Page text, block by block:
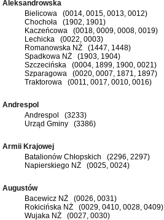
Aleksandrowska
Bielicowa (0014, 0015, 0013, 0012)
Chochoła (1902, 1901)
Kaczeńcowa (0018, 0009, 0008, 0019)
Lechicka (0022, 0003)
Romanowska NŻ (1447, 1448)
Spadkowa NŻ (1903, 1904)
Szczecińska (0004, 1899, 1900, 0021)
Szparagowa (0020, 0007, 1871, 1897)
Traktorowa (0011, 0017, 0010, 0016)
Andrespol
Andrespol (3233)
Urząd Gminy (3386)
Armii Krajowej
Batalionów Chłopskich (2296, 2297)
Napierskiego NŻ (0025, 0024)
Augustów
Bacewicz NŻ (0026, 0031)
Rokicińska NŻ (0029, 0410, 0028, 0409)
Wujaka NŻ (0027, 0030)